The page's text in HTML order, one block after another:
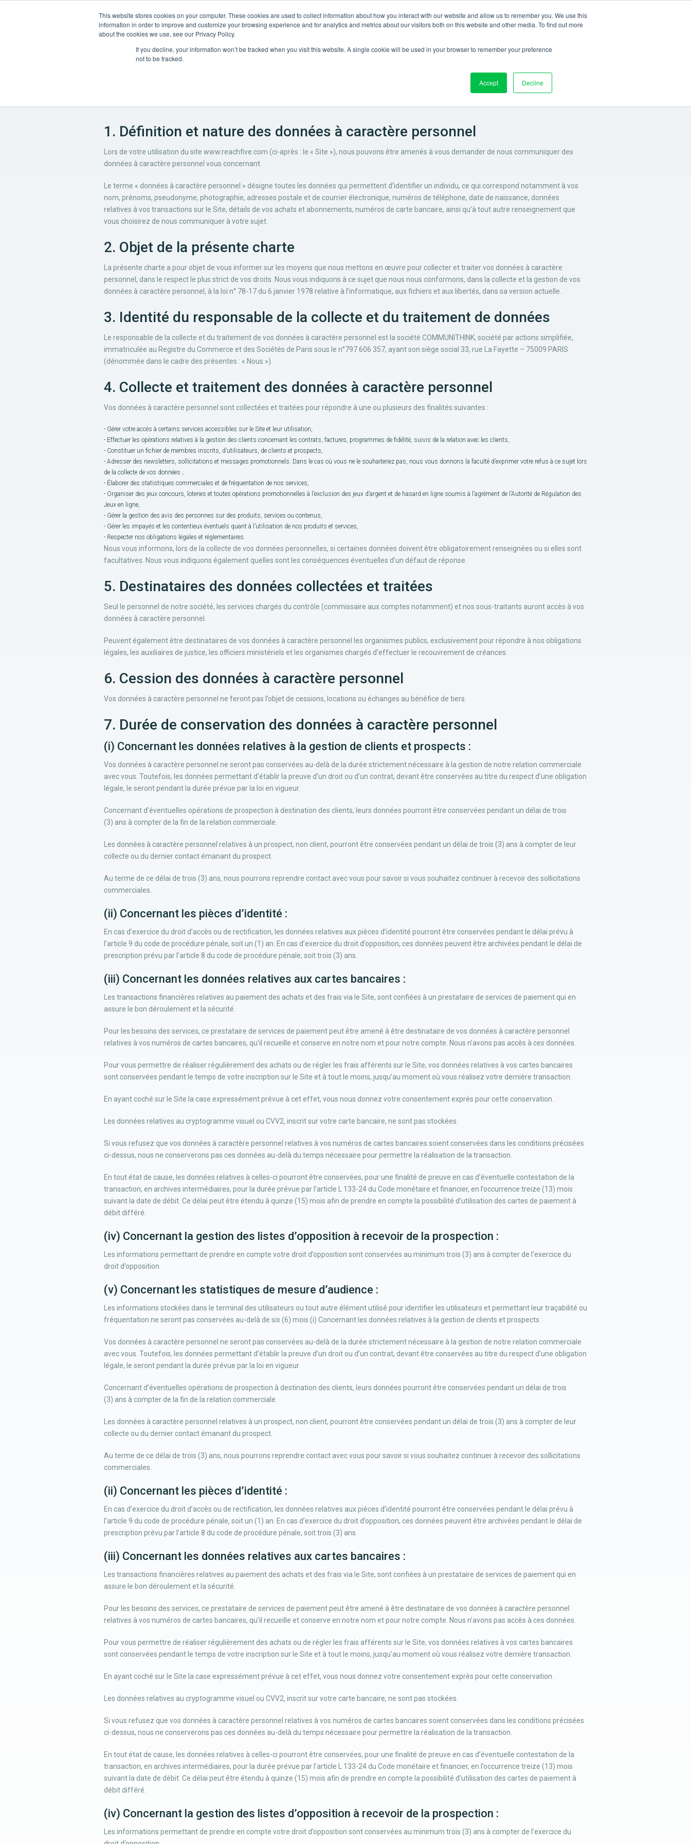
This website stores cookies on your computer. These cookies are used to collect information about how you interact with our website and allow us to remember you. We use this
information in order to improve and customize your browsing experience and for analytics and metrics about our visitors both on this website and other media. To find out more
about the cookies we use, see our Privacy Policy.
If you decline, your information won’t be tracked when you visit this website. A single cookie will be used in your browser to remember your preference
not to be tracked.
Accept Decline
Plateforme Solutions Partenaires Ressources Société Connexion RÉSERVER UNE DÉMO
1. Définition et nature des données à caractère personnel
Lors de votre utilisation du site www.reachfive.com (ci-après : le « Site »), nous pouvons être amenés à vous demander de nous communiquer des
données à caractère personnel vous concernant.
Le terme « données à caractère personnel » désigne toutes les données qui permettent d’identifier un individu, ce qui correspond notamment à vos
nom, prénoms, pseudonyme, photographie, adresses postale et de courrier électronique, numéros de téléphone, date de naissance, données
relatives à vos transactions sur le Site, détails de vos achats et abonnements, numéros de carte bancaire, ainsi qu’à tout autre renseignement que
vous choisirez de nous communiquer à votre sujet.
2. Objet de la présente charte
La présente charte a pour objet de vous informer sur les moyens que nous mettons en œuvre pour collecter et traiter vos données à caractère
personnel, dans le respect le plus strict de vos droits. Nous vous indiquons à ce sujet que nous nous conformons, dans la collecte et la gestion de vos
données à caractère personnel, à la loi n° 78-17 du 6 janvier 1978 relative à l’informatique, aux fichiers et aux libertés, dans sa version actuelle.
3. Identité du responsable de la collecte et du traitement de données
Le responsable de la collecte et du traitement de vos données à caractère personnel est la société COMMUNITHINK, société par actions simplifiée,
immatriculée au Registre du Commerce et des Sociétés de Paris sous le n°797 606 357, ayant son siège social 33, rue La Fayette – 75009 PARIS
(dénommée dans le cadre des présentes : « Nous »).
4. Collecte et traitement des données à caractère personnel
Vos données à caractère personnel sont collectées et traitées pour répondre à une ou plusieurs des finalités suivantes :
- Gérer votre accès à certains services accessibles sur le Site et leur utilisation,
- Effectuer les opérations relatives à la gestion des clients concernant les contrats, factures, programmes de fidélité, suivis de la relation avec les clients,
- Constituer un fichier de membres inscrits, d’utilisateurs, de clients et prospects,
- Adresser des newsletters, sollicitations et messages promotionnels. Dans le cas où vous ne le souhaiteriez pas, nous vous donnons la faculté d’exprimer votre refus à ce sujet lors
de la collecte de vos données ;
- Élaborer des statistiques commerciales et de fréquentation de nos services,
- Organiser des jeux concours, loteries et toutes opérations promotionnelles à l’exclusion des jeux d’argent et de hasard en ligne soumis à l’agrément de l’Autorité de Régulation des
Jeux en ligne,
- Gérer la gestion des avis des personnes sur des produits, services ou contenus,
- Gérer les impayés et les contentieux éventuels quant à l’utilisation de nos produits et services,
- Respecter nos obligations légales et réglementaires.
Nous vous informons, lors de la collecte de vos données personnelles, si certaines données doivent être obligatoirement renseignées ou si elles sont
facultatives. Nous vous indiquons également quelles sont les conséquences éventuelles d’un défaut de réponse.
5. Destinataires des données collectées et traitées
Seul le personnel de notre société, les services chargés du contrôle (commissaire aux comptes notamment) et nos sous-traitants auront accès à vos
données à caractère personnel.
Peuvent également être destinataires de vos données à caractère personnel les organismes publics, exclusivement pour répondre à nos obligations
légales, les auxiliaires de justice, les officiers ministériels et les organismes chargés d’effectuer le recouvrement de créances.
6. Cession des données à caractère personnel
Vos données à caractère personnel ne feront pas l’objet de cessions, locations ou échanges au bénéfice de tiers.
7. Durée de conservation des données à caractère personnel
(i) Concernant les données relatives à la gestion de clients et prospects :
Vos données à caractère personnel ne seront pas conservées au-delà de la durée strictement nécessaire à la gestion de notre relation commerciale
avec vous. Toutefois, les données permettant d’établir la preuve d’un droit ou d’un contrat, devant être conservées au titre du respect d’une obligation
légale, le seront pendant la durée prévue par la loi en vigueur.
Concernant d’éventuelles opérations de prospection à destination des clients, leurs données pourront être conservées pendant un délai de trois
(3) ans à compter de la fin de la relation commerciale.
Les données à caractère personnel relatives à un prospect, non client, pourront être conservées pendant un délai de trois (3) ans à compter de leur
collecte ou du dernier contact émanant du prospect.
Au terme de ce délai de trois (3) ans, nous pourrons reprendre contact avec vous pour savoir si vous souhaitez continuer à recevoir des sollicitations
commerciales.
(ii) Concernant les pièces d’identité :
En cas d’exercice du droit d’accès ou de rectification, les données relatives aux pièces d’identité pourront être conservées pendant le délai prévu à
l’article 9 du code de procédure pénale, soit un (1) an. En cas d’exercice du droit d’opposition, ces données peuvent être archivées pendant le délai de
prescription prévu par l’article 8 du code de procédure pénale, soit trois (3) ans.
(iii) Concernant les données relatives aux cartes bancaires :
Les transactions financières relatives au paiement des achats et des frais via le Site, sont confiées à un prestataire de services de paiement qui en
assure le bon déroulement et la sécurité.
Pour les besoins des services, ce prestataire de services de paiement peut être amené à être destinataire de vos données à caractère personnel
relatives à vos numéros de cartes bancaires, qu’il recueille et conserve en notre nom et pour notre compte. Nous n’avons pas accès à ces données.
Pour vous permettre de réaliser régulièrement des achats ou de régler les frais afférents sur le Site, vos données relatives à vos cartes bancaires
sont conservées pendant le temps de votre inscription sur le Site et à tout le moins, jusqu’au moment où vous réalisez votre dernière transaction.
En ayant coché sur le Site la case expressément prévue à cet effet, vous nous donnez votre consentement exprès pour cette conservation.
Les données relatives au cryptogramme visuel ou CVV2, inscrit sur votre carte bancaire, ne sont pas stockées.
Si vous refusez que vos données à caractère personnel relatives à vos numéros de cartes bancaires soient conservées dans les conditions précisées
ci-dessus, nous ne conserverons pas ces données au-delà du temps nécessaire pour permettre la réalisation de la transaction.
En tout état de cause, les données relatives à celles-ci pourront être conservées, pour une finalité de preuve en cas d’éventuelle contestation de la
transaction, en archives intermédiaires, pour la durée prévue par l’article L 133-24 du Code monétaire et financier, en l’occurrence treize (13) mois
suivant la date de débit. Ce délai peut être étendu à quinze (15) mois afin de prendre en compte la possibilité d’utilisation des cartes de paiement à
débit différé.
(iv) Concernant la gestion des listes d’opposition à recevoir de la prospection :
Les informations permettant de prendre en compte votre droit d’opposition sont conservées au minimum trois (3) ans à compter de l’exercice du
droit d’opposition.
(v) Concernant les statistiques de mesure d’audience :
Les informations stockées dans le terminal des utilisateurs ou tout autre élément utilisé pour identifier les utilisateurs et permettant leur traçabilité ou
fréquentation ne seront pas conservées au-delà de six (6) mois.(i) Concernant les données relatives à la gestion de clients et prospects :
Vos données à caractère personnel ne seront pas conservées au-delà de la durée strictement nécessaire à la gestion de notre relation commerciale
avec vous. Toutefois, les données permettant d’établir la preuve d’un droit ou d’un contrat, devant être conservées au titre du respect d’une obligation
légale, le seront pendant la durée prévue par la loi en vigueur.
Concernant d’éventuelles opérations de prospection à destination des clients, leurs données pourront être conservées pendant un délai de trois
(3) ans à compter de la fin de la relation commerciale.
Les données à caractère personnel relatives à un prospect, non client, pourront être conservées pendant un délai de trois (3) ans à compter de leur
collecte ou du dernier contact émanant du prospect.
Au terme de ce délai de trois (3) ans, nous pourrons reprendre contact avec vous pour savoir si vous souhaitez continuer à recevoir des sollicitations
commerciales.
(ii) Concernant les pièces d’identité :
En cas d’exercice du droit d’accès ou de rectification, les données relatives aux pièces d’identité pourront être conservées pendant le délai prévu à
l’article 9 du code de procédure pénale, soit un (1) an. En cas d’exercice du droit d’opposition, ces données peuvent être archivées pendant le délai de
prescription prévu par l’article 8 du code de procédure pénale, soit trois (3) ans.
(iii) Concernant les données relatives aux cartes bancaires :
Les transactions financières relatives au paiement des achats et des frais via le Site, sont confiées à un prestataire de services de paiement qui en
assure le bon déroulement et la sécurité.
Pour les besoins des services, ce prestataire de services de paiement peut être amené à être destinataire de vos données à caractère personnel
relatives à vos numéros de cartes bancaires, qu’il recueille et conserve en notre nom et pour notre compte. Nous n’avons pas accès à ces données.
Pour vous permettre de réaliser régulièrement des achats ou de régler les frais afférents sur le Site, vos données relatives à vos cartes bancaires
sont conservées pendant le temps de votre inscription sur le Site et à tout le moins, jusqu’au moment où vous réalisez votre dernière transaction.
En ayant coché sur le Site la case expressément prévue à cet effet, vous nous donnez votre consentement exprès pour cette conservation.
Les données relatives au cryptogramme visuel ou CVV2, inscrit sur votre carte bancaire, ne sont pas stockées.
Si vous refusez que vos données à caractère personnel relatives à vos numéros de cartes bancaires soient conservées dans les conditions précisées
ci-dessus, nous ne conserverons pas ces données au-delà du temps nécessaire pour permettre la réalisation de la transaction.
En tout état de cause, les données relatives à celles-ci pourront être conservées, pour une finalité de preuve en cas d’éventuelle contestation de la
transaction, en archives intermédiaires, pour la durée prévue par l’article L 133-24 du Code monétaire et financier, en l’occurrence treize (13) mois
suivant la date de débit. Ce délai peut être étendu à quinze (15) mois afin de prendre en compte la possibilité d’utilisation des cartes de paiement à
débit différé.
(iv) Concernant la gestion des listes d’opposition à recevoir de la prospection :
Les informations permettant de prendre en compte votre droit d’opposition sont conservées au minimum trois (3) ans à compter de l’exercice du